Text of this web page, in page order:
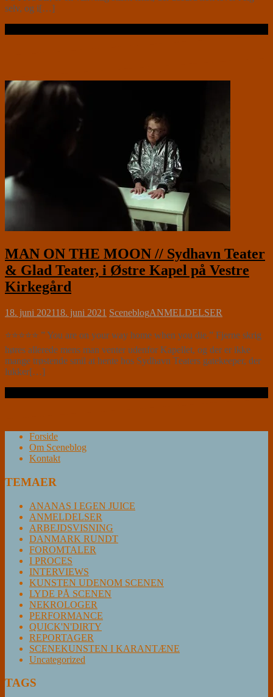
selv, og i[…]
MAN ON THE MOON // Sydhavn Teater
& Glad Teater, i Østre Kapel på Vestre
Kirkegård
18. juni 202118. juni 2021 SceneblogANMELDELSER
⭐⭐⭐⭐⭐ ” You are on your way home when you die.” Fjerne skrig
høres allerede mens man venter udenfor Kapellet, og der er ikke
mange trøstende smil at hente hos Sydhavn Teaters gatekeeper, der
lukker[…]
Forside
Om Sceneblog
Kontakt
TEMAER
ANANAS I EGEN JUICE
ANMELDELSER
ARBEJDSVISNING
DANMARK RUNDT
FOROMTALER
I PROCES
INTERVIEWS
KUNSTEN UDENOM SCENEN
LYDE PÅ SCENEN
NEKROLOGER
PERFORMANCE
QUICK'N'DIRTY
REPORTAGER
SCENEKUNSTEN I KARANTÆNE
Uncategorized
TAGS